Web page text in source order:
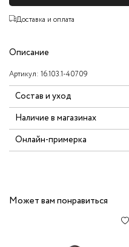
Доставка и оплата
Описание
Артикул: 16.103.1-40709
Состав и уход
Наличие в магазинах
Онлайн-примерка
Может вам понравиться